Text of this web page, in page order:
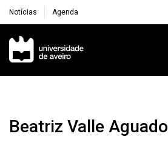
Notícias Agenda
Navegação Principal
Beatriz Valle Aguado